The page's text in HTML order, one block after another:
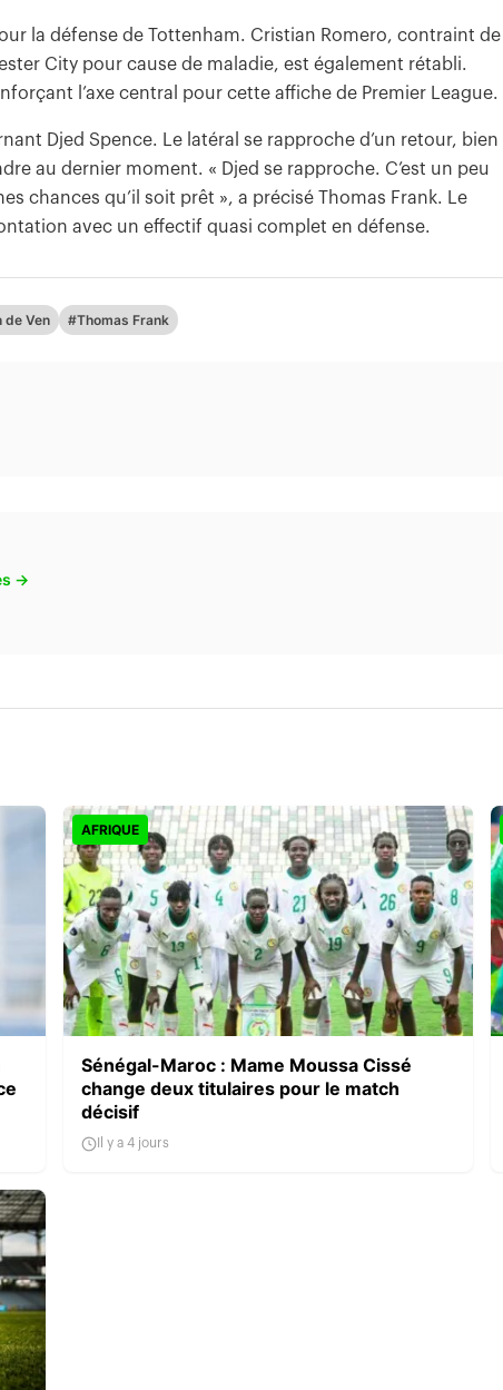
la défense de Tottenham. Cristian Romero, contraint de
City pour cause de maladie, est également rétabli.
l’axe central pour cette affiche de Premier League.
Djed Spence. Le latéral se rapproche d’un retour, bien
au dernier moment. « Djed se rapproche. C’est un peu
chances qu’il soit prêt », a précisé Thomas Frank. Le
avec un effectif quasi complet en défense.
de Ven #Thomas Frank
→
AFRIQUE
Sénégal-Maroc : Mame Moussa Cissé
change deux titulaires pour le match
décisif
Il y a 4 jours